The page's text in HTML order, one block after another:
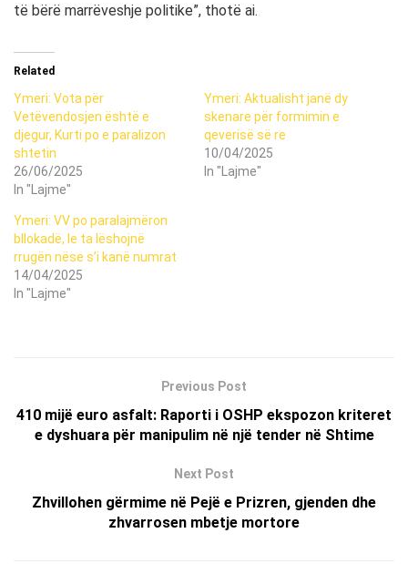
të bërë marrëveshje politike”, thotë ai.
Related
Ymeri: Vota për
Vetëvendosjen është e
djegur, Kurti po e paralizon
shtetin
26/06/2025
In "Lajme"
Ymeri: Aktualisht janë dy
skenare për formimin e
qeverisë së re
10/04/2025
In "Lajme"
Ymeri: VV po paralajmëron
bllokadë, le ta lëshojnë
rrugën nëse s’i kanë numrat
14/04/2025
In "Lajme"
Previous Post
410 mijë euro asfalt: Raporti i OSHP ekspozon kriteret
e dyshuara për manipulim në një tender në Shtime
Next Post
Zhvillohen gërmime në Pejë e Prizren, gjenden dhe
zhvarrosen mbetje mortore